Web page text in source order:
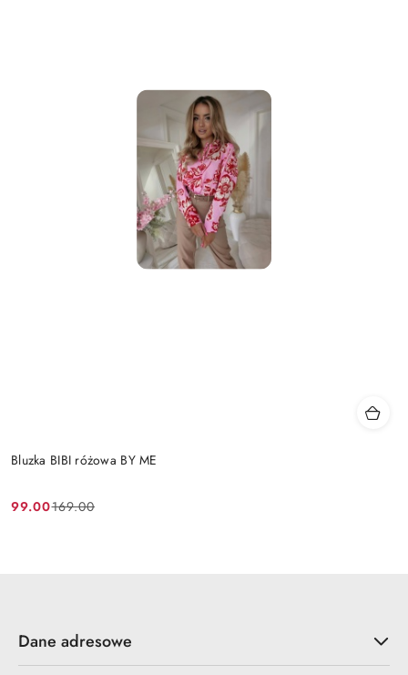
Bluzka BIBI różowa BY ME
Cena
99.00
Cena
169.00
Dane adresowe